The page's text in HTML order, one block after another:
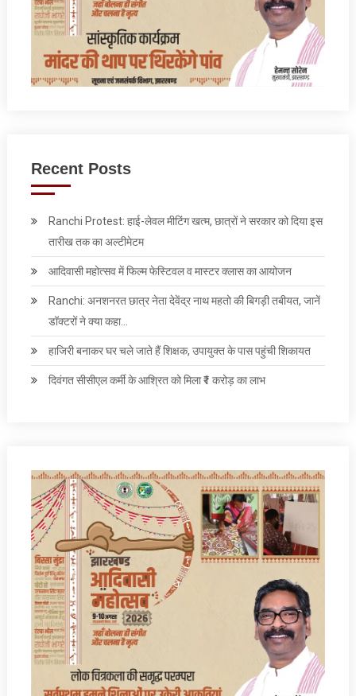
Recent Posts
Ranchi Protest: हाई-लेवल मीटिंग खत्म, छात्रों ने सरकार को दिया इस
तारीख तक का अल्टीमेटम
आदिवासी महोत्सव में फिल्म फेस्टिवल व मास्टर क्लास का आयोजन
Ranchi: अनशनरत छात्र नेता देवेंद्र नाथ महतो की बिगड़ी तबीयत, जानें
डॉक्टरों ने क्या कहा…
हाजिरी बनाकर घर चले जाते हैं शिक्षक, उपायुक्त के पास पहुंची शिकायत
दिवंगत सीसीएल कर्मी के आश्रित को मिला ₹1 करोड़ का लाभ